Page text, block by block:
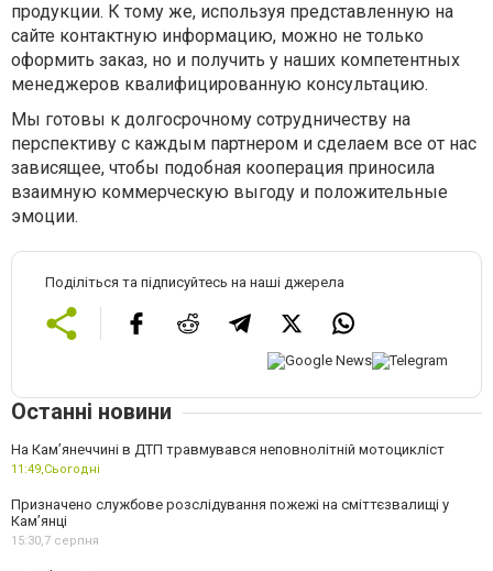
продукции. К тому же, используя представленную на
сайте контактную информацию, можно не только
оформить заказ, но и получить у наших компетентных
менеджеров квалифицированную консультацию.
Мы готовы к долгосрочному сотрудничеству на
перспективу с каждым партнером и сделаем все от нас
зависящее, чтобы подобная кооперация приносила
взаимную коммерческую выгоду и положительные
эмоции.
Поділіться та підписуйтесь на наші джерела
Останні новини
На Кам’янеччині в ДТП травмувався неповнолітній мотоцикліст
11:49,Сьогодні
Призначено службове розслідування пожежі на сміттєзвалищі у
Кам’янці
15:30,7 серпня